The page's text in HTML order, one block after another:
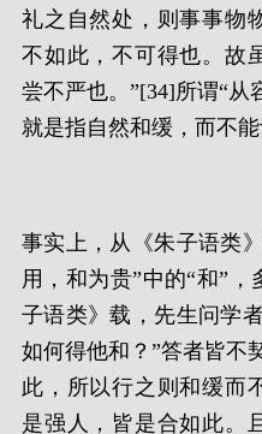
礼之自然处，则事事物
不如此，不可得也。故
尝不严也。”[34]所谓“从
就是指自然和缓，而不能
事实上，从《朱子语类
用，和为贵”中的“和”
子语类》载，先生问学
如何得他和？”答者皆不
此，所以行之则和缓而
是强人，皆是合如此。